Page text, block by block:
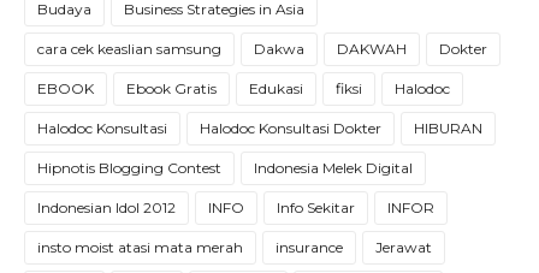
Budaya Business Strategies in Asia
cara cek keaslian samsung Dakwa DAKWAH Dokter
EBOOK Ebook Gratis Edukasi fiksi Halodoc
Halodoc Konsultasi Halodoc Konsultasi Dokter HIBURAN
Hipnotis Blogging Contest Indonesia Melek Digital
Indonesian Idol 2012 INFO Info Sekitar INFOR
insto moist atasi mata merah insurance Jerawat